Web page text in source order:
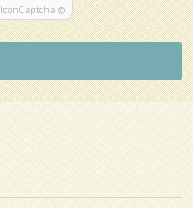
IconCaptcha ©